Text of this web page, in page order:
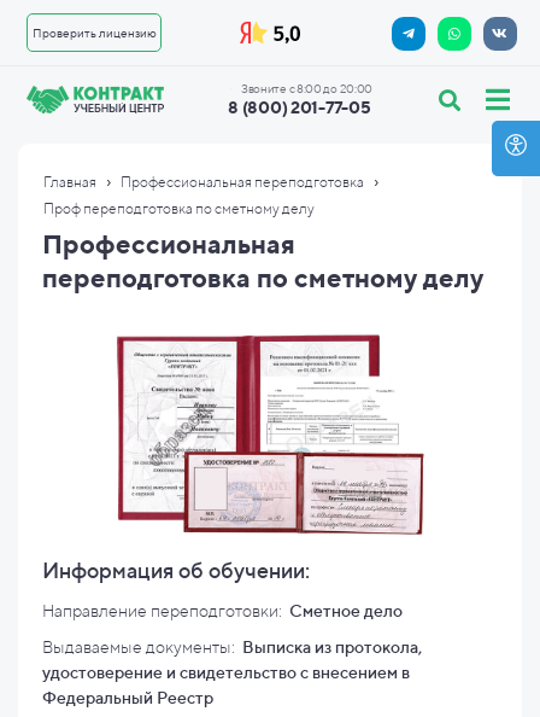
Проверить лицензию
8 (800) 201-77-05
Звоните с 8:00 до 20:00
Главная › Профессиональная переподготовка ›
Проф переподготовка по сметному делу
Профессиональная
переподготовка по сметному делу
Информация об обучении:
Направление переподготовки: Сметное дело
Выдаваемые документы: Выписка из протокола,
удостоверение и свидетельство с внесением в
Федеральный Реестр